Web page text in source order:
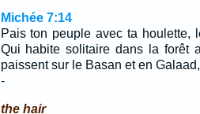
Michée 7:14
Pais ton peuple avec ta houlette,
Qui habite solitaire dans la forêt
paissent sur le Basan et en
-
the hair